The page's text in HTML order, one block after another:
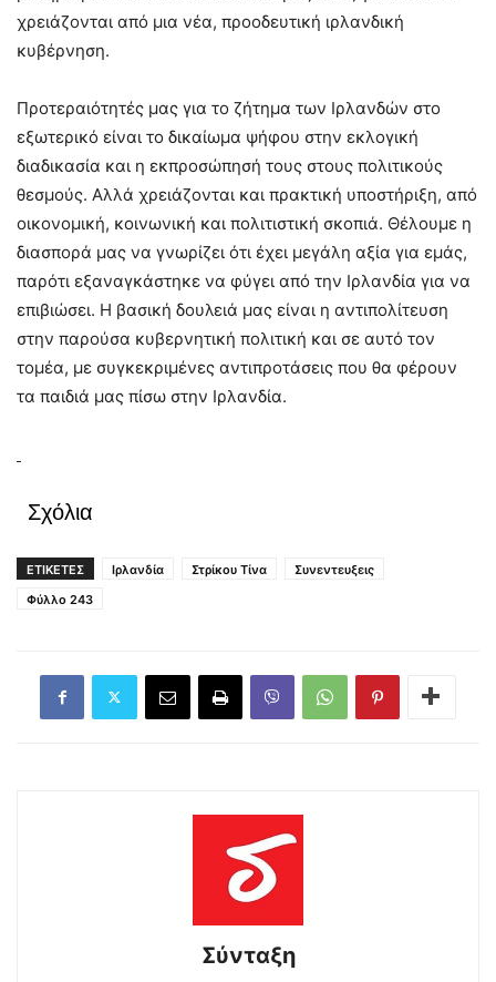
χρειάζονται από μια νέα, προοδευτική ιρλανδική
κυβέρνηση.
Προτεραιότητές μας για το ζήτημα των Ιρλανδών στο
εξωτερικό είναι το δικαίωμα ψήφου στην εκλογική
διαδικασία και η εκπροσώπησή τους στους πολιτικούς
θεσμούς. Αλλά χρειάζονται και πρακτική υποστήριξη, από
οικονομική, κοινωνική και πολιτιστική σκοπιά. Θέλουμε η
διασπορά μας να γνωρίζει ότι έχει μεγάλη αξία για εμάς,
παρότι εξαναγκάστηκε να φύγει από την Ιρλανδία για να
επιβιώσει. Η βασική δουλειά μας είναι η αντιπολίτευση
στην παρούσα κυβερνητική πολιτική και σε αυτό τον
τομέα, με συγκεκριμένες αντιπροτάσεις που θα φέρουν
τα παιδιά μας πίσω στην Ιρλανδία.
Σχόλια
ΕΤΙΚΕΤΕΣ Ιρλανδία Στρίκου Τίνα
Συνεντευξεις
Φύλλο 243
Σύνταξη